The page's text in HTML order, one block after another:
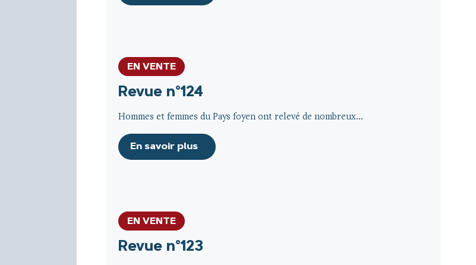
EN VENTE
Revue n°124
Hommes et femmes du Pays foyen ont relevé de nombreux...
En savoir plus
EN VENTE
Revue n°123